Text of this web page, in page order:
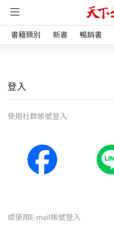
書籍類別 新書 暢銷書
登入
使⽤社群帳號登入
或使⽤E-mail帳號登入